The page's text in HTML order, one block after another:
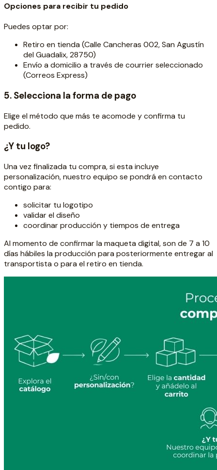
Opciones para recibir tu pedido
Puedes optar por:
Retiro en tienda (Calle Cancheras 002, San Agustín
del Guadalix, 28750)
Envío a domicilio a través de courrier seleccionado
(Correos Express)
5. Selecciona la forma de pago
Elige el método que más te acomode y confirma tu
pedido.
¿Y tu logo?
Una vez finalizada tu compra, si esta incluye
personalización, nuestro equipo se pondrá en contacto
contigo para:
solicitar tu logotipo
validar el diseño
coordinar producción y tiempos de entrega
Al momento de confirmar la maqueta digital, son de 7 a 10
días hábiles la producción para posteriormente entregar al
transportista o para el retiro en tienda.